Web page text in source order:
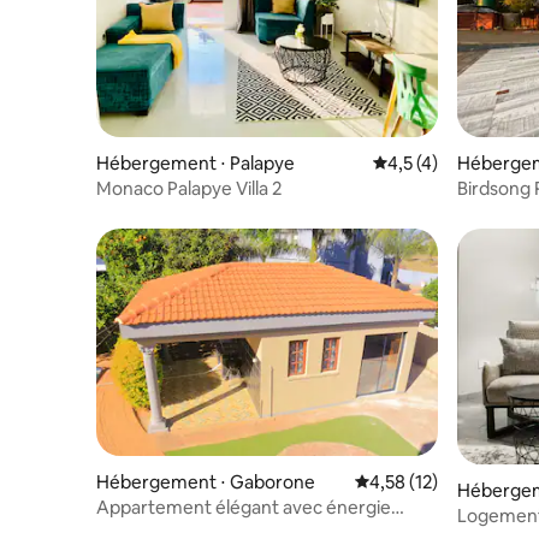
Hébergement ⋅ Palapye Évaluation
4,5 (4)
Monaco Palapye Villa 2
Birdsong
Hébergement ⋅ Gaborone Évaluation moyenne
4,58 (12)
Appartement élégant avec énergie